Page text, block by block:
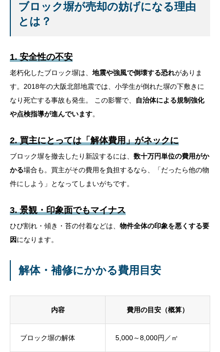
ブロック塀が売却の妨げになる理由
とは？
1. 安全性の不安
老朽化したブロック塀は、 地震や強風で倒壊する恐れがありま
す。2018年の大阪北部地震では、小学生が倒れた塀の下敷きに
なり死亡する事故も発生。 この影響で、
自治体による規制強化
や点検指導が進んでいます。
2. 買主にとっては「解体費用」がネックに
ブロック塀を撤去したり新設するには、 数十万円単位の費用がか
かる場合も。買主がその費用を負担するなら、「だったら他の物
件にしよう」となってしまいがちです。
3. 景観・印象面でもマイナス
ひび割れ・傾き・苔の付着などは、 物件全体の印象を悪くする要
因になります。
解体・補修にかかる費用目安
内容 費用の目安（概算）
ブロック塀の解体 5,000～8,000円／㎡